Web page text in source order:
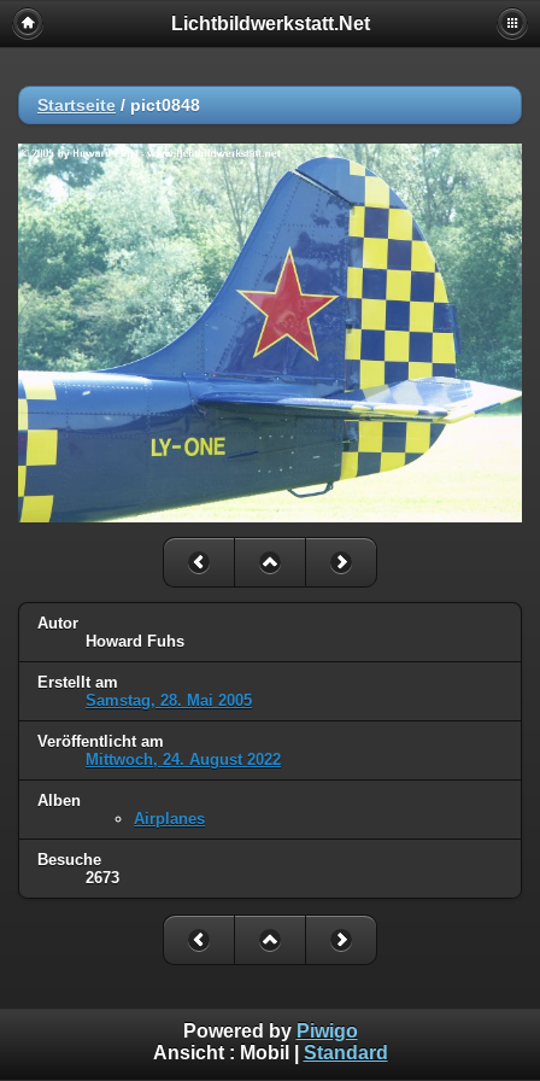
Lichtbildwerkstatt.Net
Startseite / pict0848
Autor
Howard Fuhs
Erstellt am
Samstag, 28. Mai 2005
Veröffentlicht am
Mittwoch, 24. August 2022
Alben
Airplanes
Besuche
2673
Powered by Piwigo
Ansicht : Mobil Standard